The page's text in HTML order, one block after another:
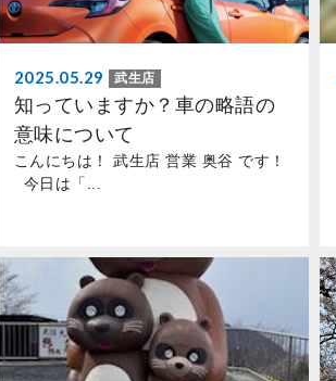
2025.05.29 武生店
知っていますか？車の略語の
意味について
こんにちは！ 武生店 営業 奥谷 です！
今日は「...